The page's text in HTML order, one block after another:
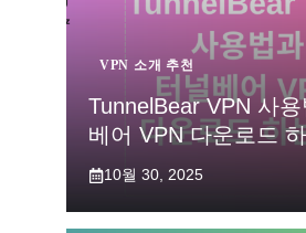
VPN 소개 추천
TunnelBear VPN 사
베어 VPN 다운로드
10월 30, 2025